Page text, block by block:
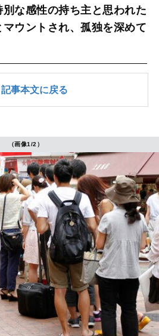
な感性の持ち主と思われた
ウントされ、孤独を深めて
記事本文に戻る
（画像1/2）